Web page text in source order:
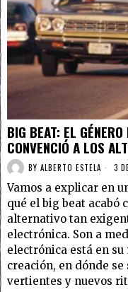
BIG BEAT: EL
CONVENCIÓ A LOS
BY ALBERTO ESTELA 3
Vamos a explicar en
qué el big beat acabó
alternativo tan
electrónica. Son a
electrónica está en
creación, en dónde
vertientes y nuevos